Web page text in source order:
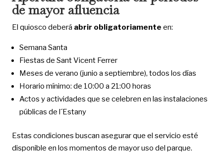
de mayor afluencia
El quiosco deberá abrir obligatoriamente en:
Semana Santa
Fiestas de Sant Vicent Ferrer
Meses de verano (junio a septiembre), todos los días
Horario mínimo: de 10:00 a 21:00 horas
Actos y actividades que se celebren en las instalaciones
públicas de l´Estany
Estas condiciones buscan asegurar que el servicio esté
disponible en los momentos de mayor uso del parque.